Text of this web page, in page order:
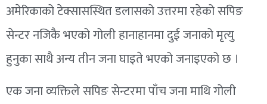
अमेरिकाको टेक्सासस्थित डलासको उत्तरमा रहेको सपिङ
सेन्टर नजिकै भएको गोली हानाहानमा दुई जनाको मृत्यु
हुनुका साथै अन्य तीन जना घाइते भएको जनाइएको छ ।
एक जना व्यक्तिले सपिङ सेन्टरमा पाँच जना माथि गोली